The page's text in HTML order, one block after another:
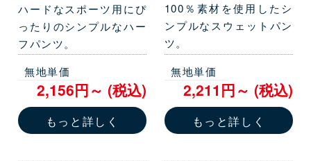
ハードなスポーツ用にぴ
ったりのシンプルなハー
フパンツ。
無地単価
2,156円～ (税込)
もっと詳しく
100％素材を使用したシ
ンプルなスウェットパン
ツ。
無地単価
2,211円～ (税込)
もっと詳しく